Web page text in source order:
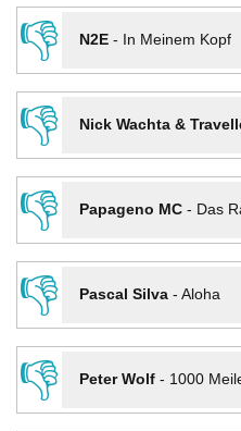
👎
N2E- In Meinem Kopf
👎
Nick Wachta &
👎
Papageno MC- Das
👎
Pascal Silva- Aloha
👎
Peter Wolf- 1000